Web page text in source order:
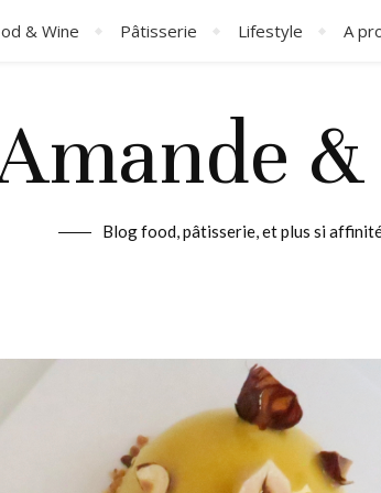
& Wine Pâtisserie Lifestyle A
&
Blog food, pâtisserie, et plus si